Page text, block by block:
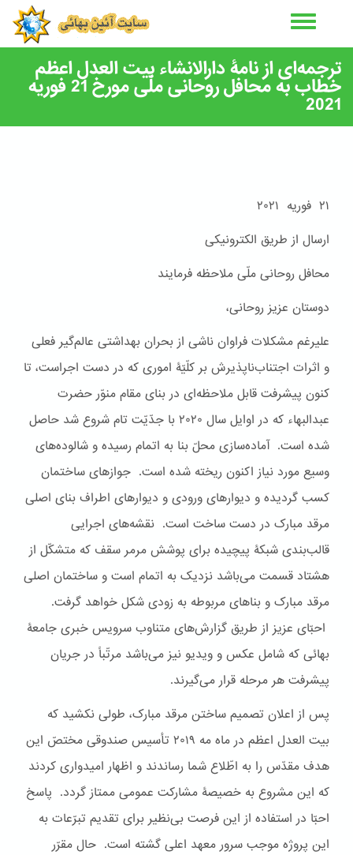
ترجمه‌ای از نامۀ دارالانشاء بیت ‌العدل اعظم
خطاب به محافل روحانی ملّی مورخ 21 فوریه
2021
۲۱ فوریه ۲۰۲۱
ارسال از طریق الکترونیکی
محافل روحانی ملّی ملاحظه فرمایند
دوستان عزیز روحانی،
علیرغم مشکلات فراوان ناشی از بحران بهداشتی عالم‌گیر فعلی
و اثرات اجتناب‌ناپذیرش بر کلّیّۀ اموری که در دست اجراست، تا
کنون پیشرفت قابل ملاحظه‌ای در بنای مقام منوّر حضرت
عبدالبهاء که در اوایل سال ۲۰۲۰ با جدّیّت تام شروع شد حاصل
شده است. آماده‌سازی محلّ بنا به اتمام رسیده و شالوده‌های
وسیع مورد نیاز اکنون ریخته شده است. جوازهای ساختمان
کسب گردیده و دیوارهای ورودی و دیوارهای اطراف بنای اصلی
مرقد مبارک در دست ساخت است. نقشه‌های اجرایی
قالب‌بندی شبکۀ‌ پیچیده‌ برای پوشش مرمر سقف که متشکّل از
هشتاد قسمت می‌باشد نزدیک به اتمام است و ساختمان اصلی
مرقد مبارک و بناهای مربوطه به زودی شکل خواهد گرفت.
احبّای عزیز از طریق گزارش‌های متناوب سرویس خبری جامعۀ
بهائی که شامل عکس و ویدیو نیز می‌باشد مرتّباً در جریان
پیشرفت هر مرحله قرار می‌گیرند.
پس از اعلان تصمیم ساختن مرقد مبارک، طولی نکشید که
بیت العدل اعظم در ماه مه ۲۰۱۹ تأسیس صندوقی مختصّ این
هدف مقدّس را به اطّلاع شما رساندند و اظهار امیدواری کردند
که این مشروع به خصیصۀ مشاركت عمومی ممتاز گردد. پاسخ
احبّا در استفاده از این فرصت بی‌نظیر برای تقدیم تبرّعات به
این پروژه موجب سرور معهد اعلی گشته است. حال مقرّر